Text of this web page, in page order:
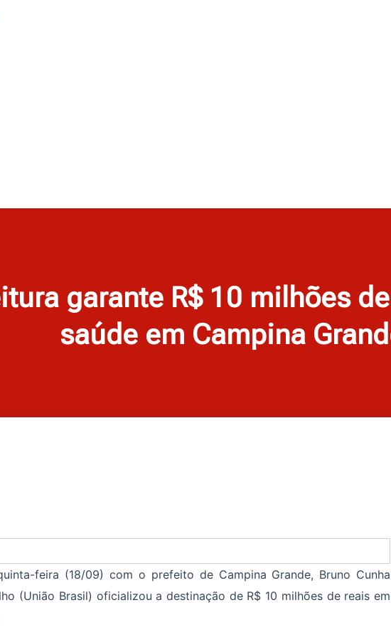
garante R$ 10 milhões
saúde em Campina
feira (18/09) com o prefeito de Campina Grande, Bruno Cunha
(União Brasil) oficializou a destinação de R$ 10 milhões de reais em